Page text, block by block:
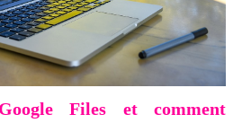
Files et comment